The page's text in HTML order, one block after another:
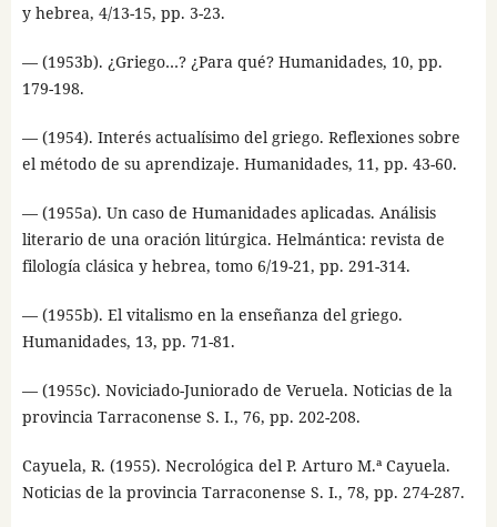
y hebrea, 4/13-15, pp. 3-23.
— (1953b). ¿Griego…? ¿Para qué? Humanidades, 10, pp.
179-198.
— (1954). Interés actualísimo del griego. Reflexiones sobre
el método de su aprendizaje. Humanidades, 11, pp. 43-60.
— (1955a). Un caso de Humanidades aplicadas. Análisis
literario de una oración litúrgica. Helmántica: revista de
filología clásica y hebrea, tomo 6/19-21, pp. 291-314.
— (1955b). El vitalismo en la enseñanza del griego.
Humanidades, 13, pp. 71-81.
— (1955c). Noviciado-Juniorado de Veruela. Noticias de la
provincia Tarraconense S. I., 76, pp. 202-208.
Cayuela, R. (1955). Necrológica del P. Arturo M.ª Cayuela.
Noticias de la provincia Tarraconense S. I., 78, pp. 274-287.